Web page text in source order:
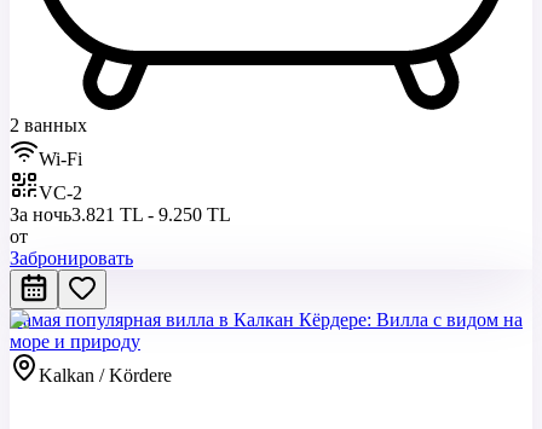
2 ванных
Wi-Fi
VC-2
За ночь3.821 TL - 9.250 TL
от
Забронировать
Самая популярная вилла в Калкан Кёрдере: Вилла с видом на
море и природу
Kalkan / Kördere